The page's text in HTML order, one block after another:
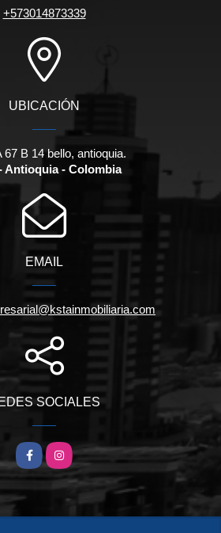
+573014873339
UBICACIÓN
67 B 14 bello, antioquia.
Antioquia - Colombia
EMAIL
SOCIALES
FacebookInstagram